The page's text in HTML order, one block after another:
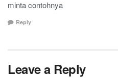
minta contohnya
Reply
Leave a Reply